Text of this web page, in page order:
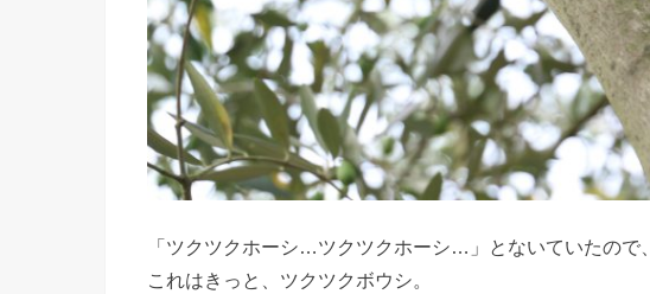
「ツクツクホーシ…ツクツクホーシ…」とないていたので、
これはきっと、ツクツクボウシ。